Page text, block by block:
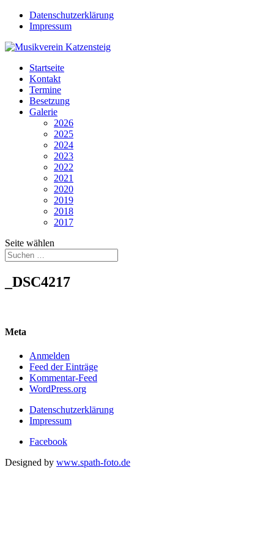
Datenschutzerklärung
Impressum
Startseite
Kontakt
Termine
Besetzung
Galerie
2026
2025
2024
2023
2022
2021
2020
2019
2018
2017
Seite wählen
_DSC4217
Meta
Anmelden
Feed der Einträge
Kommentar-Feed
WordPress.org
Datenschutzerklärung
Impressum
Facebook
Designed by www.spath-foto.de